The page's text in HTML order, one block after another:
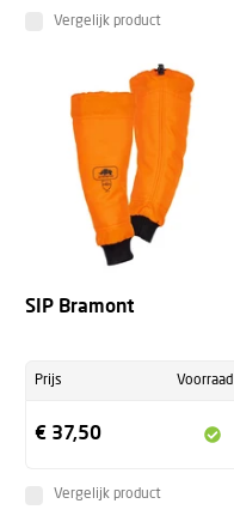
Vergelijk product
SIP Bramont
Prijs Voorraad
€ 37,50
Vergelijk product